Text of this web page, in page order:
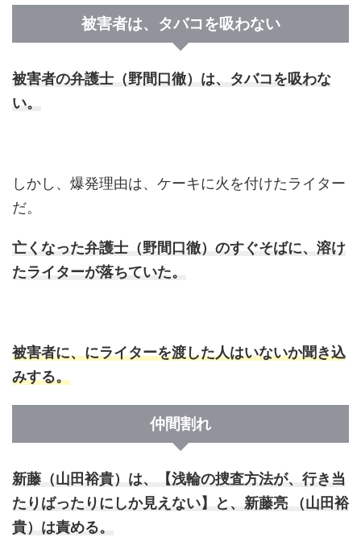
被害者は、タバコを吸わない
被害者の弁護士（野間口徹）は、タバコを吸わな
い。
しかし、爆発理由は、ケーキに火を付けたライター
だ。
亡くなった弁護士（野間口徹）のすぐそばに、溶け
たライターが落ちていた。
被害者に、にライターを渡した人はいないか聞き込
みする。
仲間割れ
新藤（山田裕貴）は、【浅輪の捜査方法が、行き当
たりばったりにしか見えない】と、新藤亮 （山田裕
貴）は責める。